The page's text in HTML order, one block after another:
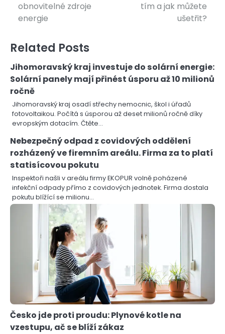
příspěvek
obnovitelné zdroje
energie
tím a jak můžete
ušetřit?
Related Posts
Jihomoravský kraj investuje do solární energie:
Solární panely mají přinést úsporu až 10 milionů
ročně
Jihomoravský kraj osadí střechy nemocnic, škol i úřadů
fotovoltaikou. Počítá s úsporou až deset milionů ročně díky
evropským dotacím. Čtěte…
Nebezpečný odpad z covidových oddělení
rozházený ve firemním areálu. Firma za to platí
statisícovou pokutu
Inspektoři našli v areálu firmy EKOPUR volně poházené
infekční odpady přímo z covidových jednotek. Firma dostala
pokutu blížící se milionu…
Česko jde proti proudu: Plynové kotle na
vzestupu, ač se blíží zákaz